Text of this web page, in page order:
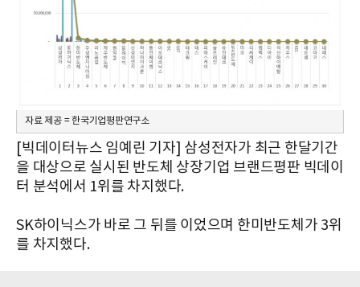
자료 제공 = 한국기업평판연구소
[빅데이터뉴스 임예린 기자] 삼성전자가 최근 한달기간
을 대상으로 실시된 반도체 상장기업 브랜드평판 빅데이
터 분석에서 1위를 차지했다.
SK하이닉스가 바로 그 뒤를 이었으며 한미반도체가 3위
를 차지했다.